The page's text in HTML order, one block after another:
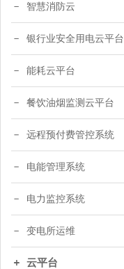
智慧消防云
银行业安全用电云平台
能耗云平台
餐饮油烟监测云平台
远程预付费管控系统
电能管理系统
电力监控系统
变电所运维
云平台